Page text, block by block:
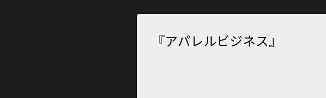
『アパレルビジネス』